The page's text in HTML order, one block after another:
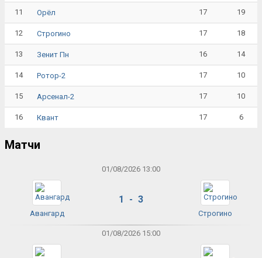
11 Орёл 17 19
12 Строгино 17 18
13 Зенит Пн 16 14
14 Ротор-2 17 10
15 Арсенал-2 17 10
16 Квант 17 6
Матчи
01/08/2026 13:00
Авангард
1 - 3
Строгино
01/08/2026 15:00